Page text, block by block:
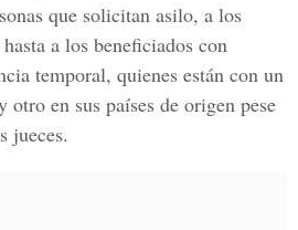
que solicitan asilo, a los
a los beneficiados con
temporal, quienes están con un
otro en sus países de origen pese
jueces.